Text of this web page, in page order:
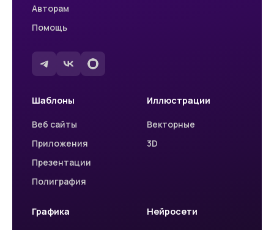
Авторам
Помощь
Шаблоны
Веб сайты
Приложения
Презентации
Полиграфия
Иллюстрации
Векторные
3D
Графика Нейросети